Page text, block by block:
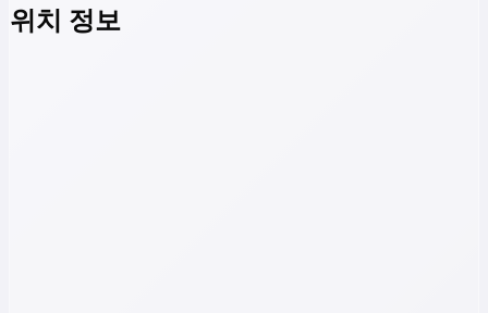
위치 정보